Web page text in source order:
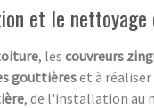
et le
, les couvreurs
gouttièreset à réaliser
, de l'installation au